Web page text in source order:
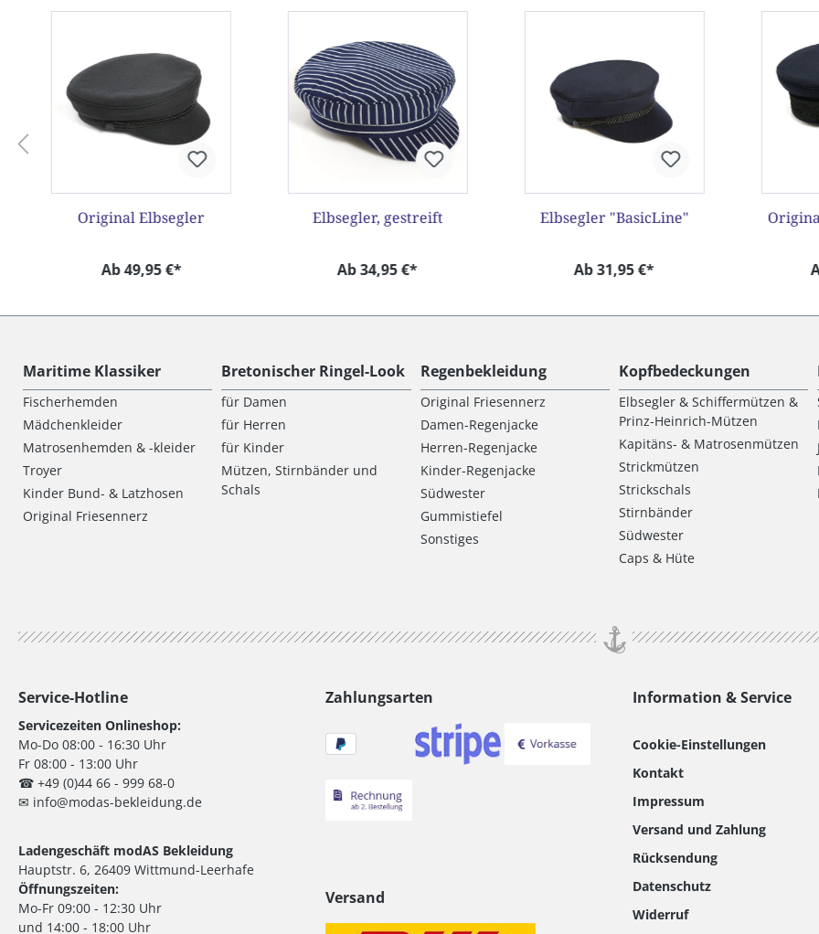
Original Elbsegler
Ab 49,95 €*
Elbsegler, gestreift
Ab 34,95 €*
Elbsegler "BasicLine"
Ab 31,95 €*
Maritime Klassiker
Fischerhemden
Mädchenkleider
Matrosenhemden & -kleider
Troyer
Kinder Bund- & Latzhosen
Original Friesennerz
Bretonischer Ringel-Look
für Damen
für Herren
für Kinder
Mützen, Stirnbänder und
Schals
Regenbekleidung
Original Friesennerz
Damen-Regenjacke
Herren-Regenjacke
Kinder-Regenjacke
Südwester
Gummistiefel
Sonstiges
Kopfbedeckungen
Elbsegler & Schiffermützen &
Prinz-Heinrich-Mützen
Kapitäns- & Matrosenmützen
Strickmützen
Strickschals
Stirnbänder
Südwester
Caps & Hüte
Service-Hotline
Servicezeiten Onlineshop:
Mo-Do 08:00 - 16:30 Uhr
Fr 08:00 - 13:00 Uhr
☎ +49 (0)44 66 - 999 68-0
✉ info@modas-bekleidung.de
Ladengeschäft modAS Bekleidung
Hauptstr. 6, 26409 Wittmund-Leerhafe
Öffnungszeiten:
Mo-Fr 09:00 - 12:30 Uhr
und 14:00 - 18:00 Uhr
Zahlungsarten
Versand
Information & Service
Cookie-Einstellungen
Kontakt
Impressum
Versand und Zahlung
Rücksendung
Datenschutz
Widerruf